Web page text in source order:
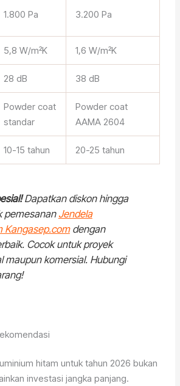
1.800 Pa 3.200 Pa
5,8 W/m²K 1,6 W/m²K
28 dB 38 dB
Powder coat
standar
Powder coat
AAMA 2604
10-15 tahun 20-25 tahun
Dapatkan diskon hingga
pemesananJendela
Kangasep.comdengan
Cocok untuk proyek
maupun komersial. Hubungi
hitam untuk tahun 2026 bukan
investasi jangka panjang.